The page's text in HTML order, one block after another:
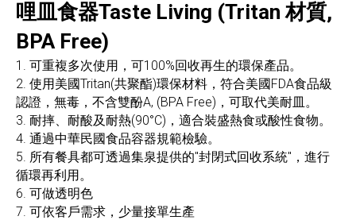
哩皿食器Taste Living (Tritan 材質,
BPA Free)
1. 可重複多次使用，可100%回收再生的環保產品。
2. 使用美國Tritan(共聚酯)環保材料，符合美國FDA食品級
認證，無毒，不含雙酚A, (BPA Free)，可取代美耐皿。
3. 耐摔、耐酸及耐熱(90°C)，適合裝盛熱食或酸性食物。
4. 通過中華民國食品容器規範檢驗。
5. 所有餐具都可透過集泉提供的"封閉式回收系統"，進行
循環再利用。
6. 可做透明色
7. 可依客戶需求，少量接單生產